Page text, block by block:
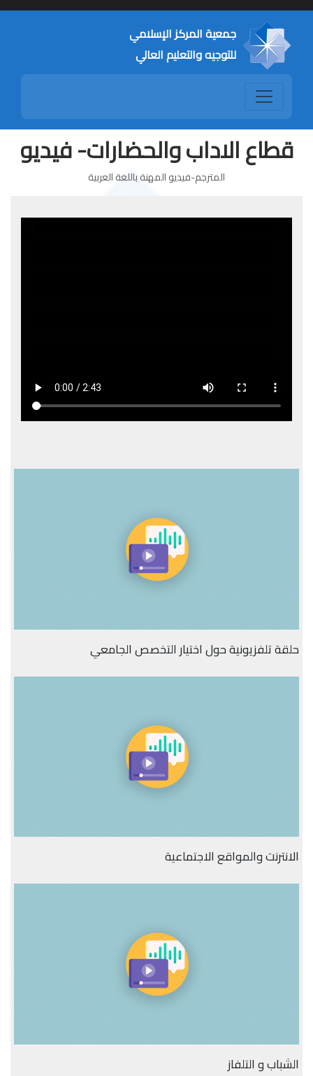
جمعية المركز الإسلامي
للتوجيه والتعليم العالي
قطاع الاداب والحضارات- فيديو
المترجم-فيديو المهنة باللغة العربية
حلقة تلفزيونية حول اختيار التخصص الجامعي
الانترنت والمواقع الاجتماعية
الشباب و التلفاز